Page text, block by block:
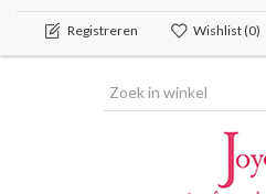
Registreren Wishlist(0)